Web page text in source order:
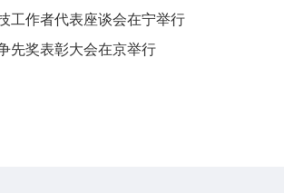
工作者代表座谈会在宁举行
先奖表彰大会在京举行